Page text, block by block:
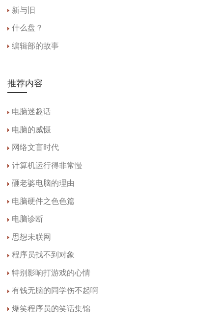
新与旧
什么盘？
编辑部的故事
推荐内容
电脑迷趣话
电脑的威慑
网络文盲时代
计算机运行得非常慢
砸老婆电脑的理由
电脑硬件之色色篇
电脑诊断
思想未联网
程序员找不到对象
特别影响打游戏的心情
有钱无脑的同学伤不起啊
爆笑程序员的笑话集锦